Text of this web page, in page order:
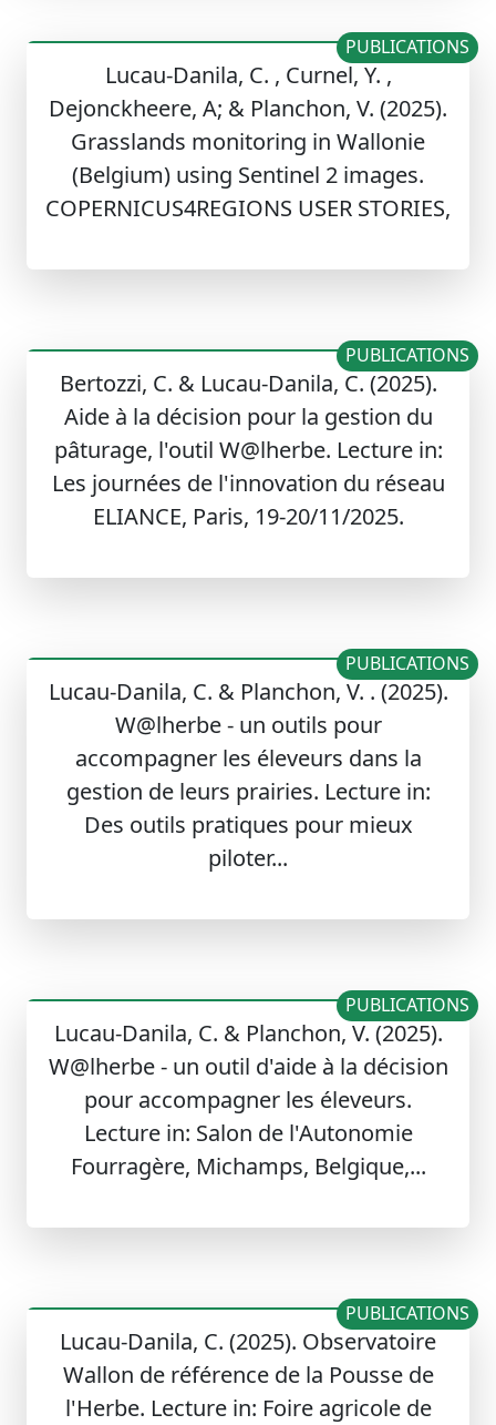
Lucau-Danila, C. , Curnel, Y. ,
Dejonckheere, A; & Planchon, V. (2025).
Grasslands monitoring in Wallonie
(Belgium) using Sentinel 2 images.
COPERNICUS4REGIONS USER STORIES,
PUBLICATIONS
Bertozzi, C. & Lucau-Danila, C. (2025).
Aide à la décision pour la gestion du
pâturage, l'outil W@lherbe. Lecture in:
Les journées de l'innovation du réseau
ELIANCE, Paris, 19-20/11/2025.
PUBLICATIONS
Lucau-Danila, C. & Planchon, V. . (2025).
W@lherbe - un outils pour
accompagner les éleveurs dans la
gestion de leurs prairies. Lecture in:
Des outils pratiques pour mieux
piloter...
PUBLICATIONS
Lucau-Danila, C. & Planchon, V. (2025).
W@lherbe - un outil d'aide à la décision
pour accompagner les éleveurs.
Lecture in: Salon de l'Autonomie
Fourragère, Michamps, Belgique,...
PUBLICATIONS
Lucau-Danila, C. (2025). Observatoire
Wallon de référence de la Pousse de
l'Herbe. Lecture in: Foire agricole de
PUBLICATIONS